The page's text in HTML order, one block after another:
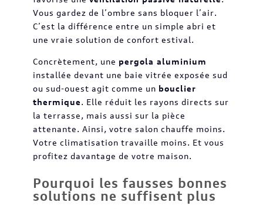
Vous gardez de l’ombre sans bloquer l’air.
C’est la différence entre un simple abri et
une vraie solution de confort estival.
Concrètement, une pergola aluminium
installée devant une baie vitrée exposée sud
ou sud-ouest agit comme un bouclier
thermique. Elle réduit les rayons directs sur
la terrasse, mais aussi sur la pièce
attenante. Ainsi, votre salon chauffe moins.
Votre climatisation travaille moins. Et vous
profitez davantage de votre maison.
Pourquoi les fausses bonnes
solutions ne suffisent plus